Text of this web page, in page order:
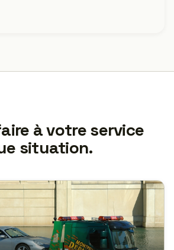
à votre service
situation.